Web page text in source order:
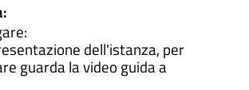
dell'istanza, per
guarda la video guida a